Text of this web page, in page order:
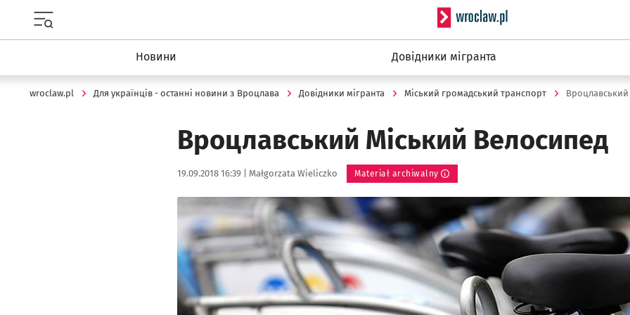
Serwis informacyjny
Новини Довідники мігранта
wroclaw.pl Для українців - останні новини з Вроцлава Довідники мігранта Міський громадський транспорт Bроцлавський
Bроцлавський Mіський Bелосипед
Data publikacji:
19.09.2018 16:39 | Autor:
Małgorzata Wieliczko Materiał archiwalny
Kliknij, aby powiększyć